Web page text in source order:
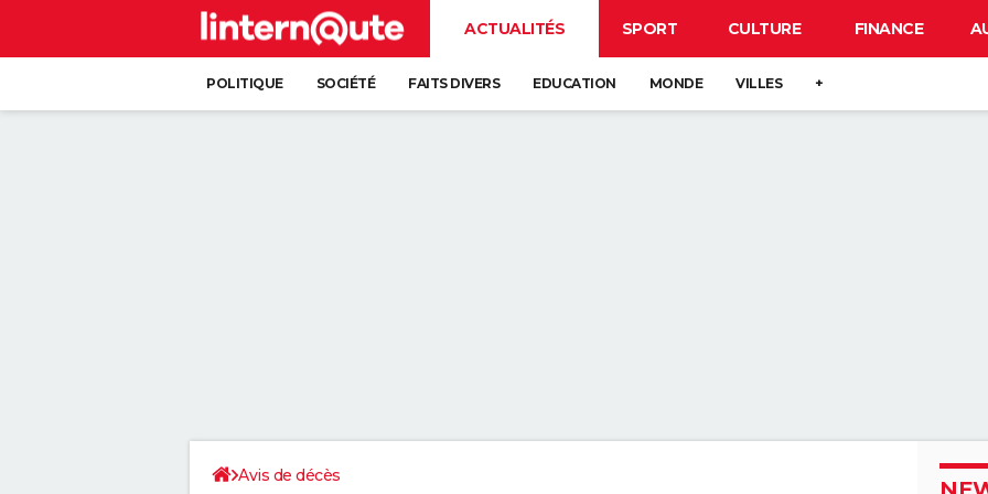
ACTUALITÉS SPORT CULTURE FINANCE
POLITIQUE SOCIÉTÉ FAITS DIVERS EDUCATION MONDE VILLES +
Avis de décès